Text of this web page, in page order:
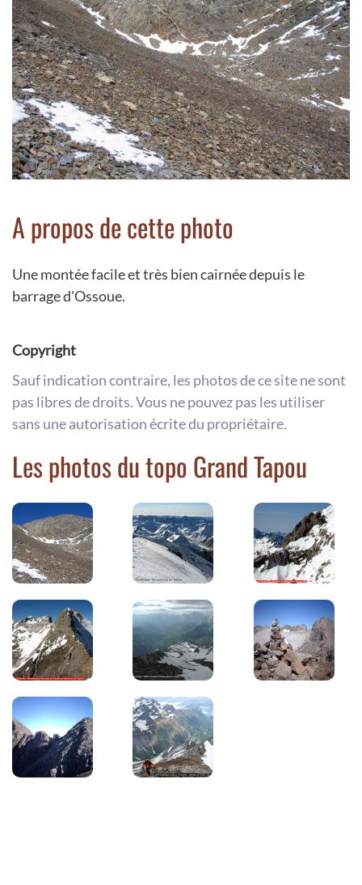
A propos de cette photo
Une montée facile et très bien cairnée depuis le
barrage d'Ossoue.
Copyright
Sauf indication contraire, les photos de ce site ne sont
pas libres de droits. Vous ne pouvez pas les utiliser
sans une autorisation écrite du propriétaire.
Les photos du topo Grand Tapou